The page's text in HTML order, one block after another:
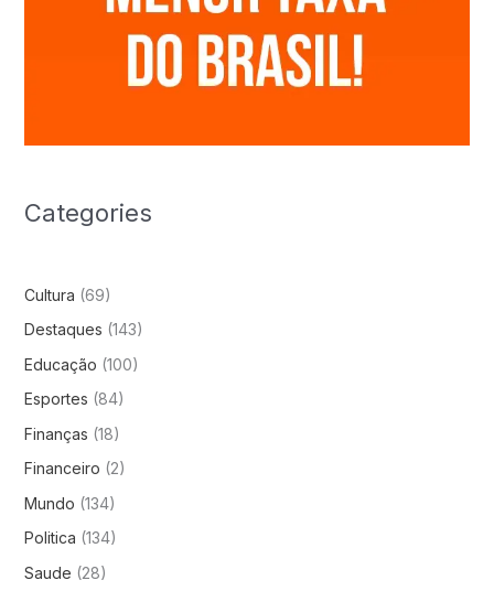
Categories
Cultura (69)
Destaques (143)
Educação (100)
Esportes (84)
Finanças (18)
Financeiro (2)
Mundo (134)
Politica (134)
Saude (28)